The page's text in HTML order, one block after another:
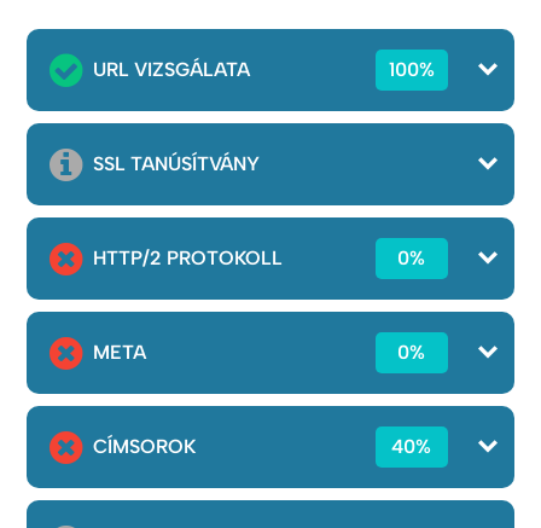
URL VIZSGÁLATA 100%
SSL TANÚSÍTVÁNY
HTTP/2 PROTOKOLL 0%
META 0%
CÍMSOROK 40%